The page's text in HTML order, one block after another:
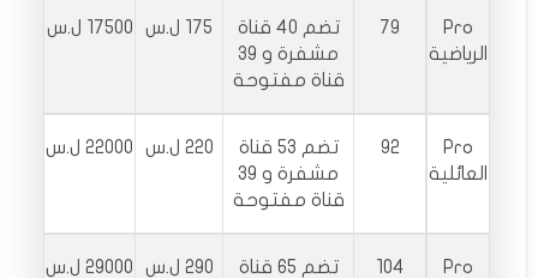
Pro
الرياضية
79
تضم 40 قناة
مشفرة و 39
قناة مفتوحة
175 ل.س 17500 ل.س
Pro
العائلية
92
تضم 53 قناة
مشفرة و 39
قناة مفتوحة
220 ل.س 22000 ل.س
Pro
104
تضم 65 قناة
290 ل.س 29000 ل.س